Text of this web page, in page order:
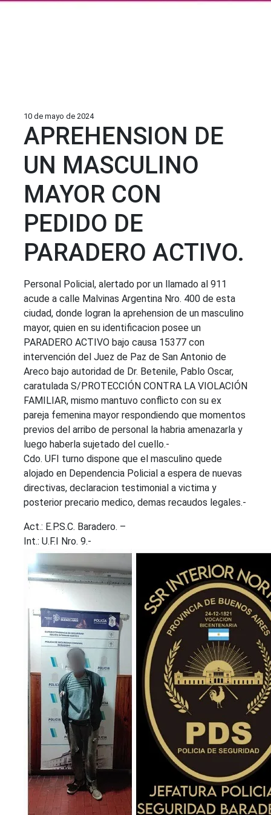
10 de mayo de 2024
APREHENSION DE
UN MASCULINO
MAYOR CON
PEDIDO DE
PARADERO ACTIVO.
Personal Policial, alertado por un llamado al 911
acude a calle Malvinas Argentina Nro. 400 de esta
ciudad, donde logran la aprehension de un masculino
mayor, quien en su identificacion posee un
PARADERO ACTIVO bajo causa 15377 con
intervención del Juez de Paz de San Antonio de
Areco bajo autoridad de Dr. Betenile, Pablo Oscar,
caratulada S/PROTECCIÓN CONTRA LA VIOLACIÓN
FAMILIAR, mismo mantuvo conflicto con su ex
pareja femenina mayor respondiendo que momentos
previos del arribo de personal la habria amenazarla y
luego haberla sujetado del cuello.-
Cdo. UFI turno dispone que el masculino quede
alojado en Dependencia Policial a espera de nuevas
directivas, declaracion testimonial a victima y
posterior precario medico, demas recaudos legales.-
Act.: E.P.S.C. Baradero. –
Int.: U.F.I Nro. 9.-